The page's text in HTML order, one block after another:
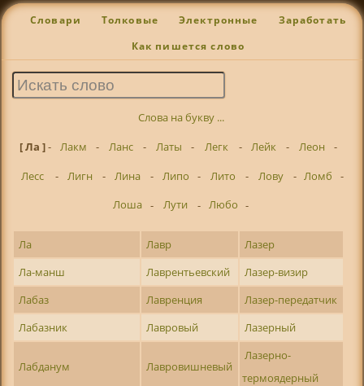
Словари Толковые Электронные Заработать
Как пишется слово
Слова на букву ...
[ Ла ]- Лакм - Ланс - Латы - Легк - Лейк - Леон
-
Лесс
- Лигн - Лина - Липо - Лито - Лову - Ломб
-
Лоша - Лути - Любо -
Ла Лавр
Лазер
Ла-манш
Лаврентьевский
Лазер-визир
Лабаз
Лавренция
Лазер-передатчик
Лабазник
Лавровый Лазерный
Лабданум Лавровишневый
Лазерно-
термоядерный